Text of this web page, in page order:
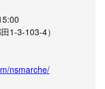
1-3-103-4）
nsmarche/